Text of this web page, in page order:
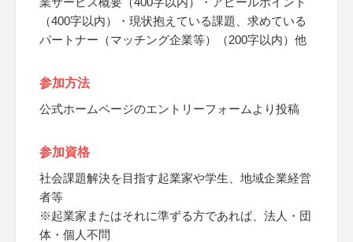
（400字以内）・現状抱えている課題、求めている
パートナー（マッチング企業等）（200字以内）他
参加方法
公式ホームページのエントリーフォームより投稿
参加資格
社会課題解決を目指す起業家や学生、地域企業経営
者等
※起業家またはそれに準ずる方であれば、法人・団
体・個人不問